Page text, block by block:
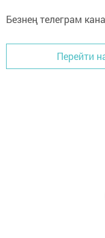
Безнең телеграм
Перейти